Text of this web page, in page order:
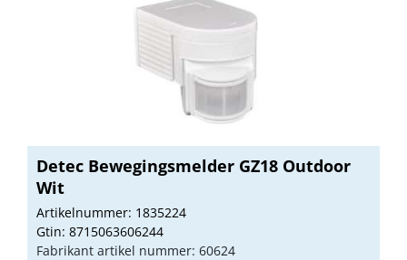
Detec Bewegingsmelder GZ18 Outdoor
Wit
Artikelnummer: 1835224
Gtin: 8715063606244
Fabrikant artikel nummer: 60624